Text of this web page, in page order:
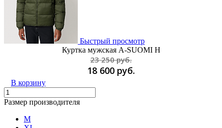
Быстрый просмотр
Куртка мужская A-SUOMI H
23 250 руб.
18 600 руб.
В корзину
Размер производителя
M